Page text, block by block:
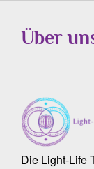
Über
Die Light-Life